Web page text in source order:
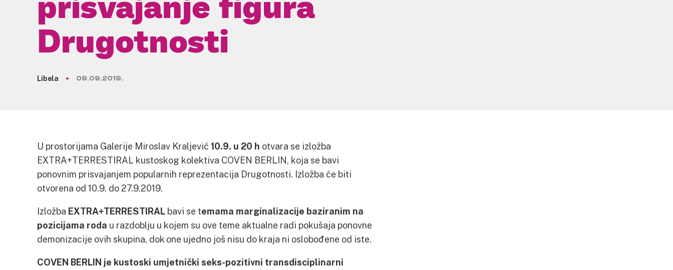
Drugotnosti
Libela 09.09.2019.
U prostorijama Galerije Miroslav Kraljević 10.9. u 20 h otvara se izložba
EXTRA+TERRESTIRAL kustoskog kolektiva COVEN BERLIN, koja se bavi
ponovnim prisvajanjem popularnih reprezentacija Drugotnosti. Izložba će biti
otvorena od 10.9. do 27.9.2019.
Izložba EXTRA+TERRESTIRAL bavi se temama marginalizacije baziranim na
pozicijama roda u razdoblju u kojem su ove teme aktualne radi pokušaja ponovne
demonizacije ovih skupina, dok one ujedno još nisu do kraja ni oslobođene od iste.
COVEN BERLIN je kustoski umjetnički seks-pozitivni transdisciplinarni